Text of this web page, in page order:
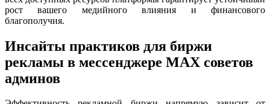
рост вашего медийного влияния и финансового
благополучия.
Инсайты практиков для биржи
рекламы в мессенджере MAX советов
админов